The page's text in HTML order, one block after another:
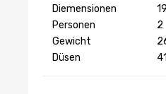
Diemensionen
Personen
2
Gewicht
Düsen
41